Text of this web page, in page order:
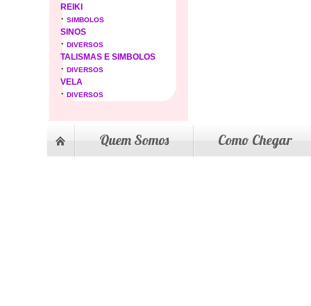
REIKI
· SIMBOLOS
SINOS
· DIVERSOS
TALISMAS E SIMBOLOS
· DIVERSOS
VELA
· DIVERSOS
Quem Somos Como Chegar